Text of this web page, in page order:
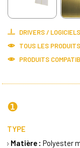
DRIVERS / LOGICIELS
TOUS LES PRODUITS
PRODUITS
❶
TYPE
Matière : Polyester